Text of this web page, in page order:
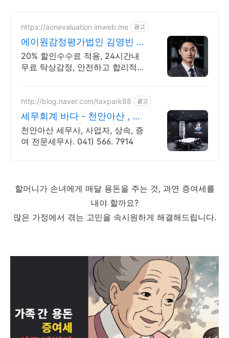
https://aonevaluation.imweb.me 광고
에이원감정평가법인 김영빈 상
속증여세 절세
20% 할인수수료 적용, 24시간내
무료 탁상감정, 안전하고 합리적인
http://blog.naver.com/taxpark88 광고
세무회계 바다 - 천안아산 , 당
신의 친절한 절세파트너
천안아산 세무사, 사업자, 상속, 증
여 전문세무사. 041) 566. 7914
할머니가 손녀에게 매달 용돈을 주는 것, 과연 증여세를
내야 할까요?
많은 가정에서 겪는 고민을 속시원하게 해결해드립니다.